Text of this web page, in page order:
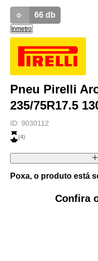
66db
Inmetro
Pneu Pirelli
235/75R17.5
ID: 9030112
(4)
Poxa, o produto está
Confira